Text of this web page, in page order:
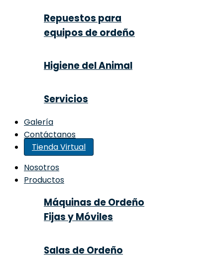
Repuestos para
equipos de ordeño
Higiene del Animal
Servicios
Galería
Contáctanos
Tienda Virtual
Nosotros
Productos
Máquinas de Ordeño
Fijas y Móviles
Salas de Ordeño